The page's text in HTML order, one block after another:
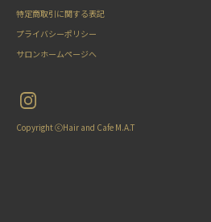
特定商取引に関する表記
プライバシーポリシー
サロンホームページへ
Copyright ⓒHair and Cafe M.A.T